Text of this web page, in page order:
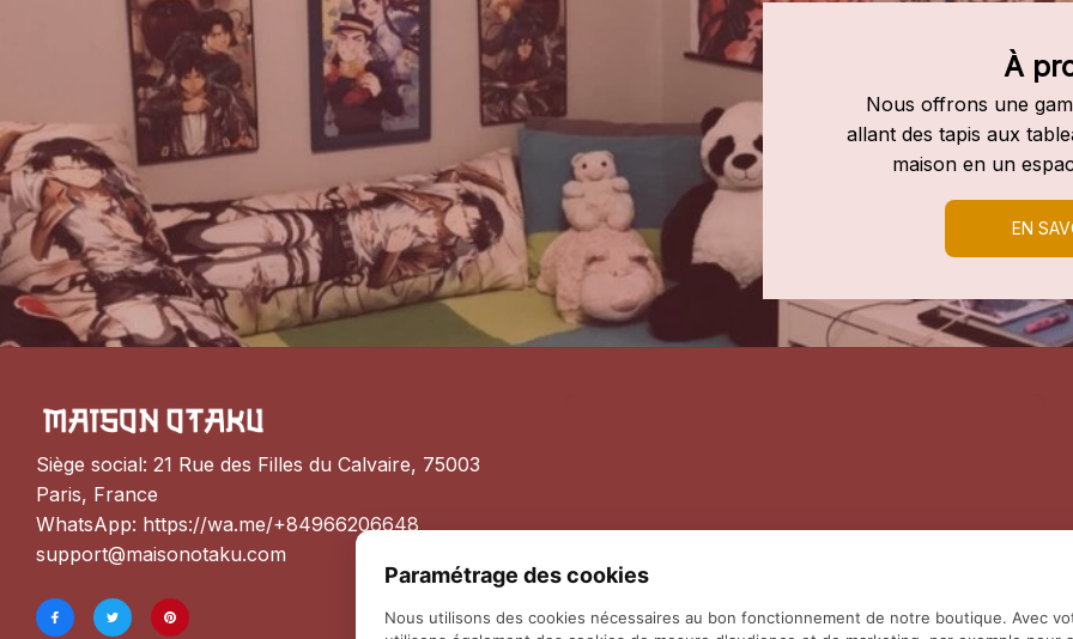
À
Nous offrons une
allant des tapis aux
maison en un
EN
Siège social: 21 Rue des Filles du Calvaire, 75003
Paris, France
WhatsApp: https://wa.me/+84966206648
support@maisonotaku.com
Paramétrage des cookies
Nous utilisons des cookies nécessaires au bon fonctionnement de notre boutique. Avec